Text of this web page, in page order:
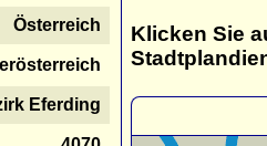
Österreich
Eferding
Klicken Sie